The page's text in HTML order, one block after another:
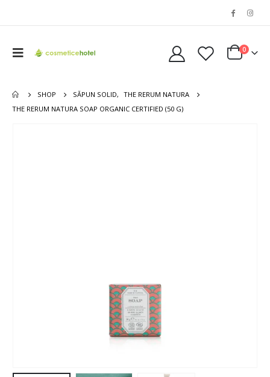
0
SHOP SĂPUN SOLID, THE RERUM NATURA
THE RERUM NATURA SOAP ORGANIC CERTIFIED (50 G)